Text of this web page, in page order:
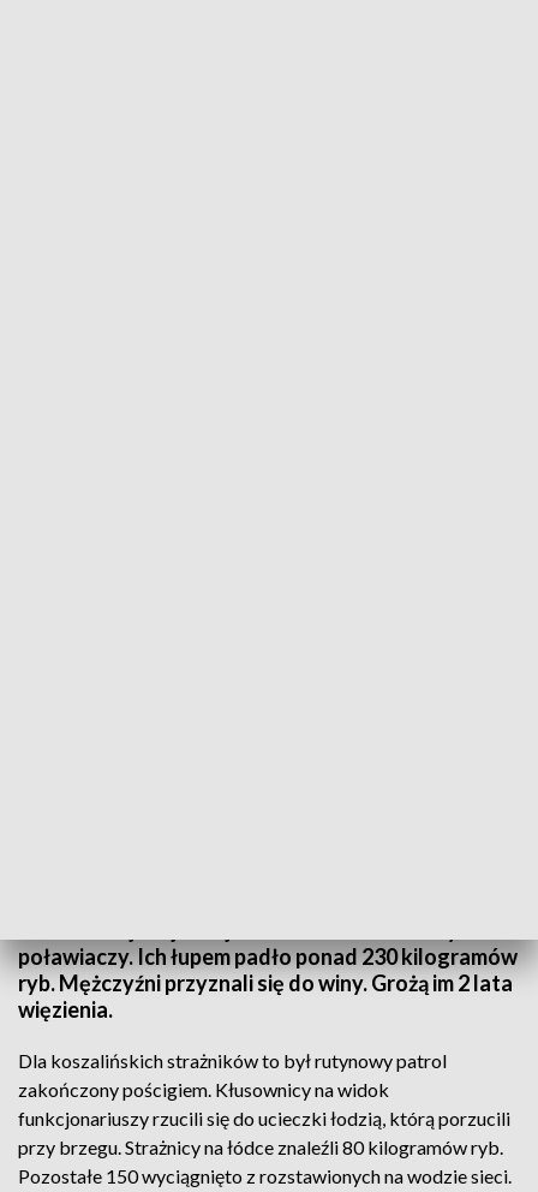
poławiaczy. Ich łupem padło ponad 230 kilogramów
ryb. Mężczyźni przyznali się do winy. Grożą im 2 lata
więzienia.
Dla koszalińskich strażników to był rutynowy patrol
zakończony pościgiem. Kłusownicy na widok
funkcjonariuszy rzucili się do ucieczki łodzią, którą porzucili
przy brzegu. Strażnicy na łódce znaleźli 80 kilogramów ryb.
Pozostałe 150 wyciągnięto z rozstawionych na wodzie sieci.